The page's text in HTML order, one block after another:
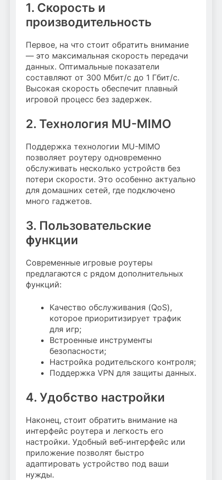
1. Скорость и
производительность
Первое, на что стоит обратить внимание
— это максимальная скорость передачи
данных. Оптимальные показатели
составляют от 300 Мбит/с до 1 Гбит/с.
Высокая скорость обеспечит плавный
игровой процесс без задержек.
2. Технология MU-MIMO
Поддержка технологии MU-MIMO
позволяет роутеру одновременно
обслуживать несколько устройств без
потери скорости. Это особенно актуально
для домашних сетей, где подключено
много гаджетов.
3. Пользовательские
функции
Современные игровые роутеры
предлагаются с рядом дополнительных
функций:
Качество обслуживания (QoS),
которое приоритизирует трафик
для игр;
Встроенные инструменты
безопасности;
Настройка родительского контроля;
Поддержка VPN для защиты данных.
4. Удобство настройки
Наконец, стоит обратить внимание на
интерфейс роутера и легкость его
настройки. Удобный веб-интерфейс или
приложение позволят быстро
адаптировать устройство под ваши
нужды.